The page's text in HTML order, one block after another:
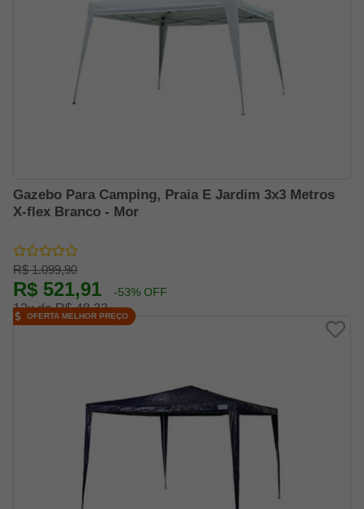
Gazebo Para Camping, Praia E Jardim 3x3 Metros
X-flex Branco - Mor
R$ 1.099,90
R$ 521,91 -53% OFF
12x de R$ 48,33
OFERTA MELHOR PREÇO